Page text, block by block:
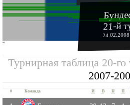
21-й
24.02.2008
''
Турнирная таблица 20-го
2007-
# Команда И В Н П